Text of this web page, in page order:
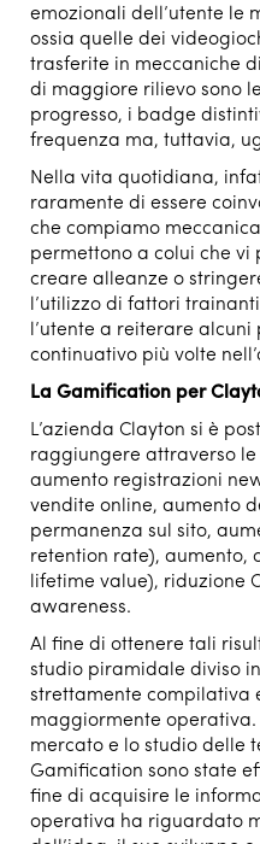
emozionali dell’utente le
ossia quelle dei
trasferite in meccaniche
di maggiore rilievo sono
progresso, i badge
frequenza ma, tuttavia,
Nella vita quotidiana,
raramente di essere
che compiamo
permettono a colui che
creare alleanze o
l’utilizzo di fattori
l’utente a reiterare
continuativo più volte
La Gamification per
L’azienda Clayton si è
raggiungere attraverso
aumento registrazioni
vendite online, aumento
permanenza sul sito,
retention rate), aumento,
lifetime value), riduzione
awareness.
Al fine di ottenere tali
studio piramidale diviso
strettamente compilativa
maggiormente operativa.
mercato e lo studio delle
Gamification sono state
fine di acquisire le
operativa ha riguardato